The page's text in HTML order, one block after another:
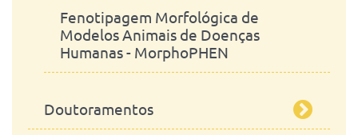
Fenotipagem Morfológica de
Modelos Animais de Doenças
Humanas - MorphoPHEN
Doutoramentos